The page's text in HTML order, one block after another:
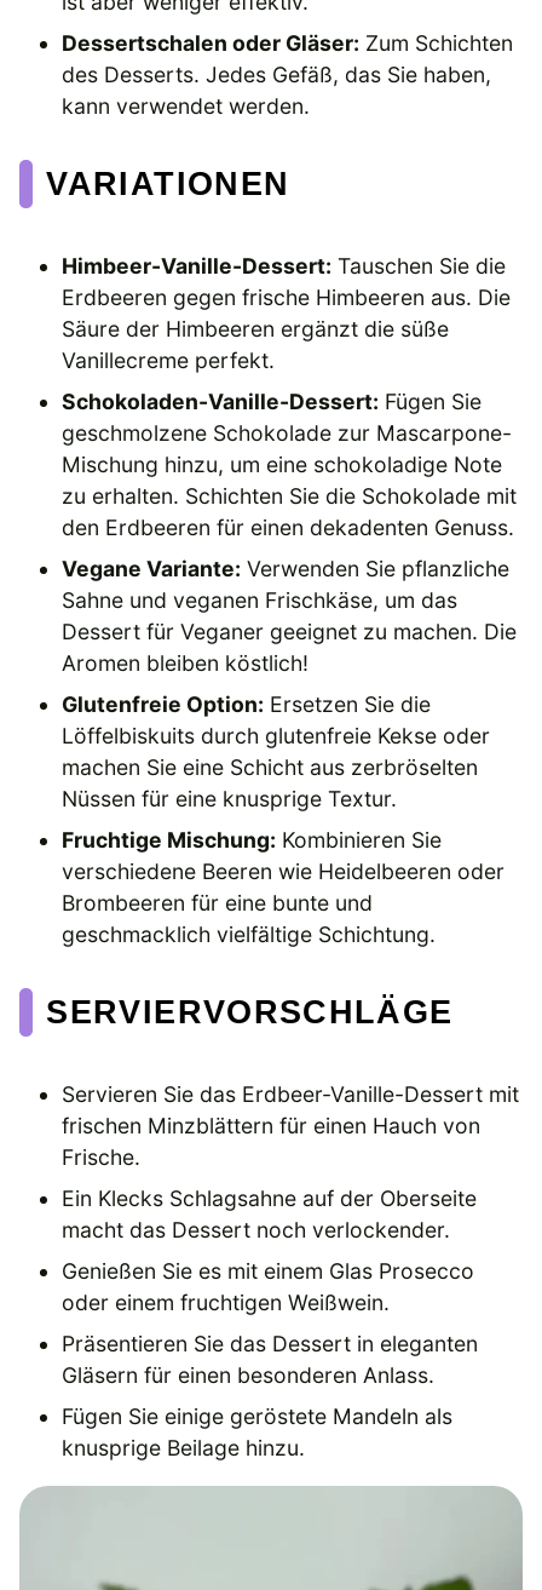
Dessertschalen oder Gläser: Zum Schichten
des Desserts. Jedes Gefäß, das Sie haben,
kann verwendet werden.
VARIATIONEN
Himbeer-Vanille-Dessert: Tauschen Sie die
Erdbeeren gegen frische Himbeeren aus. Die
Säure der Himbeeren ergänzt die süße
Vanillecreme perfekt.
Schokoladen-Vanille-Dessert: Fügen Sie
geschmolzene Schokolade zur Mascarpone-
Mischung hinzu, um eine schokoladige Note
zu erhalten. Schichten Sie die Schokolade mit
den Erdbeeren für einen dekadenten Genuss.
Vegane Variante: Verwenden Sie pflanzliche
Sahne und veganen Frischkäse, um das
Dessert für Veganer geeignet zu machen. Die
Aromen bleiben köstlich!
Glutenfreie Option: Ersetzen Sie die
Löffelbiskuits durch glutenfreie Kekse oder
machen Sie eine Schicht aus zerbröselten
Nüssen für eine knusprige Textur.
Fruchtige Mischung: Kombinieren Sie
verschiedene Beeren wie Heidelbeeren oder
Brombeeren für eine bunte und
geschmacklich vielfältige Schichtung.
SERVIERVORSCHLÄGE
Servieren Sie das Erdbeer-Vanille-Dessert mit
frischen Minzblättern für einen Hauch von
Frische.
Ein Klecks Schlagsahne auf der Oberseite
macht das Dessert noch verlockender.
Genießen Sie es mit einem Glas Prosecco
oder einem fruchtigen Weißwein.
Präsentieren Sie das Dessert in eleganten
Gläsern für einen besonderen Anlass.
Fügen Sie einige geröstete Mandeln als
knusprige Beilage hinzu.